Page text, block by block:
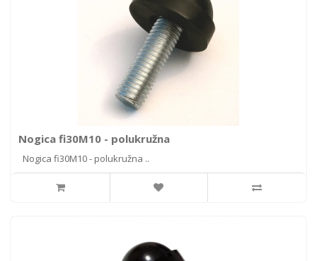
Nogica fi30M10 - polukružna
Nogica fi30M10 - polukružna ..